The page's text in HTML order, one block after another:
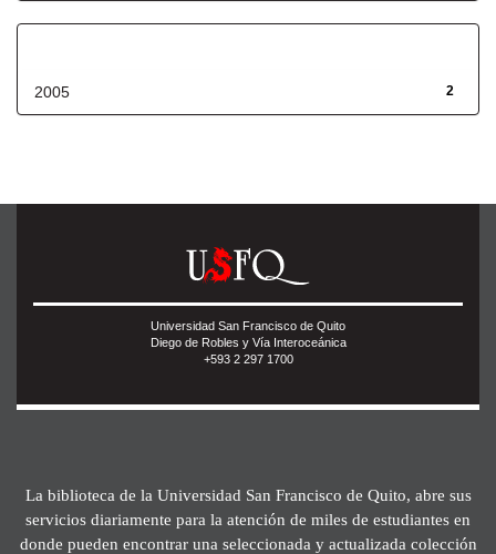
2
2005
Universidad San Francisco de Quito
Diego de Robles y Vía Interoceánica
+593 2 297 1700
La biblioteca de la Universidad San Francisco de Quito, abre sus
servicios diariamente para la atención de miles de estudiantes en
donde pueden encontrar una seleccionada y actualizada colección